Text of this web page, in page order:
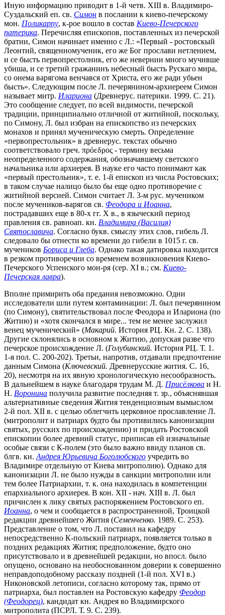
Иную информацию приводит в 1-й четв. XIII в. Владимиро-
Суздальский еп. св. Симон в послании к киево-печерскому
мон. Поликарпу, к-рое вошло в состав Киево-Печерского
патерика. Перечисляя епископов, поставленных из печерской
братии, Симон начинает именно с Л.: «Первый - ростовскый
Леонтий, священномученик, его же Бог прослави нетлением,
и се бысть первопрестолник, его же невернии много мучивше
убиша, и се третий гражанинъ небесный бысть Рускаго мира,
со онема варягома венчався от Христа, его же ради убьен
бысть». Следующим после Л. печерянином-архиереем Симон
называет митр. Илариона (Древнерус. патерики. 1999. С. 21).
Это сообщение следует, по всей видимости, печерской
традиции, принципиально отличной от житийной, поскольку,
по Симону, Л. был избран на епископство из печерских
монахов и принял мученическую смерть. Определение
«первопрестольник» в древнерус. текстах обычно
соответствовало греч. πρόεδρος - термину весьма
неопределенного содержания, обозначавшему светского
начальника или архиерея. В науке его часто понимают как
«первый престольник», т. е. 1-й епископ из числа Ростовских;
в таком случае налицо было бы еще одно противоречие с
житийной версией. Симон считает Л. 3-м рус. мучеником
после мучеников-варягов св. Феодора и Иоанна,
пострадавших еще в 80-х гг. X в., в языческий период
правления св. равноап. кн. Владимира (Василия)
Святославича. Согласно букв. смыслу этих слов, гибель Л.
следовало бы отнести ко времени до гибели в 1015 г. св.
мучеников Бориса и Глеба. Однако такая датировка находится
в резком противоречии со временем возникновения Киево-
Печерского Успенского мон-ря (сер. XI в.; см. Киево-
Печерская лавра).
Вполне примирить оба предания невозможно. Одни
исследователи шли путем контаминации: Л. был печерянином
(по Симону), святительствовал после Феодора и Илариона (по
Житию) и «хотя скончался в мире... тем не менее заслужил
венец мученический» (Макарий. История РЦ. Кн. 2. С. 138).
Другие склонялись в основном к Житию, допуская разве что
печерское происхождение Л. (Голубинский. История РЦ. Т. 1.
1-я пол. С. 200-202). Третьи, напротив, отдавали предпочтение
данным Симона (Ключевский. Древнерусские жития. С. 16,
20), несмотря на их явную хронологическую несообразность.
В дальнейшем в науке благодаря трудам М. Д. Присёлкова и Н.
Н. Воронина получила развитие последняя т. зр., объяснявшая
альтернативные сведения Жития тенденциозным вымыслом
2-й пол. XII в. с целью облегчить церковное прославление Л.
(митрополит и патриарх будто бы противились канонизации
святых, русских по происхождению) и придать Ростовской
епископии более древний статус, приписав ей изначальные
особые связи с К-полем (это было важно ввиду планов св.
блгв. кн. Андрея Юрьевича Боголюбского учредить во
Владимире отдельную от Киева митрополию). Однако для
канонизации Л. не было нужды в санкции митрополии или
тем более Патриархии, т. к. она находилась в компетенции
епархиального архиерея. В кон. XII - нач. XIII в. Л. был
причислен к лику святых распоряжением Ростовского еп.
Иоанна, о чем и сообщается в распространенной, Троицкой
редакции древнейшего Жития (Семенченко. 1989. С. 253).
Представление о том, что Л. поставил на кафедру
непосредственно К-польский патриарх, появляется только в
поздних редакциях Жития; предположение, будто оно
присутствовало и в древнейшей редакции, но впосл. было
опущено, основано на необоснованном доверии к совершенно
неправдоподобному рассказу поздней (1-й пол. XVI в.)
Никоновской летописи, согласно которому так, прямо от
патриарха, был поставлен на Ростовскую кафедру Феодор
(Феодорец), кандидат кн. Андрея во Владимирского
митрополита (ПСРЛ. Т. 9. С. 239).